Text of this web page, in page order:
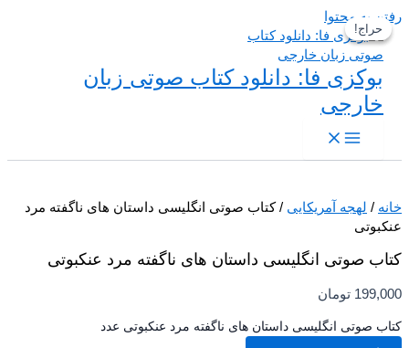
به محتوا
بوکزی فا: دانلود کتاب صوتی زبان
خارجی
/لهجه آمریکایی/ کتاب صوتی انگلیسی داستان های ناگفته مرد
صوتی انگلیسی داستان های ناگفته مرد عنکبوتی
تومان
صوتی انگلیسی داستان های ناگفته مرد عنکبوتی عدد
حراج!
حراج!